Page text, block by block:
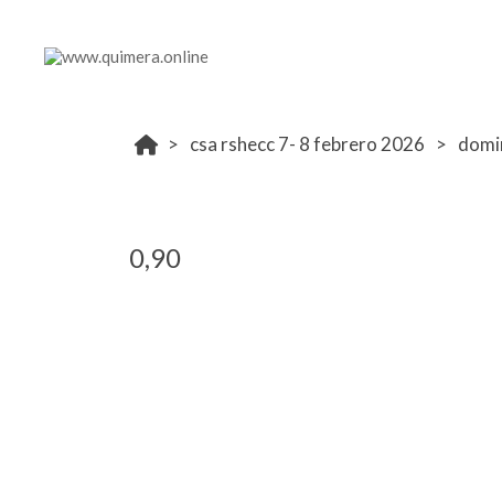
csa rshecc 7- 8 febrero 2026
0,90